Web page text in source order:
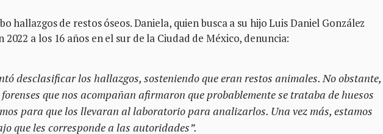
hallazgos de restos óseos. Daniela, quien busca a su hijo Luis Daniel González
2022 a los 16 años en el sur de la Ciudad de México, denuncia:
desclasificar los hallazgos, sosteniendo que eran restos animales. No obstante,
que nos acompañan afirmaron que probablemente se trataba de huesos
para que los llevaran al laboratorio para analizarlos. Una vez más, estamos
que les corresponde a las autoridades”.